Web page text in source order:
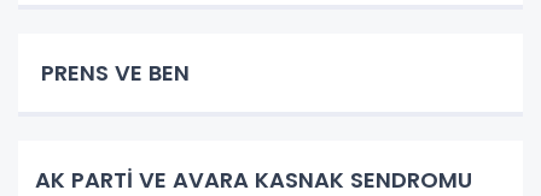
PRENS VE BEN
AK PARTİ VE AVARA KASNAK SENDROMU